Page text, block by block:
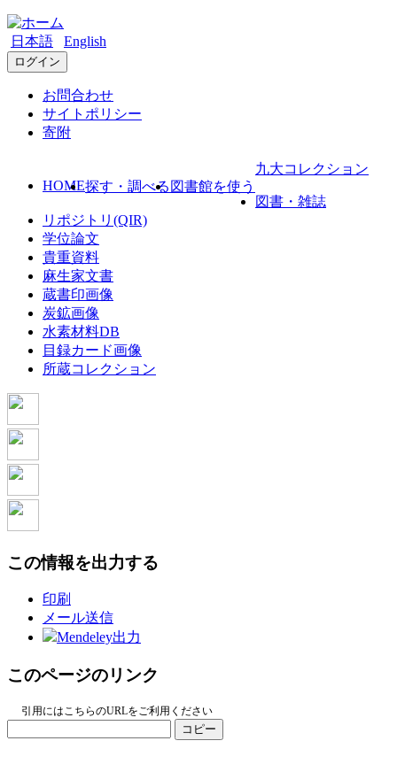
日本語 English
ログイン
お問合わせ
サイトポリシー
寄附
HOME探す・調べる 図書館を使う
九大コレクション
図書・雑誌
リポジトリ(QIR)
学位論文
貴重資料
麻生家文書
蔵書印画像
炭鉱画像
水素材料DB
目録カード画像
所蔵コレクション
この情報を出力する
印刷
メール送信
Mendeley出力
このページのリンク
引用にはこちらのURLをご利用ください
コピー